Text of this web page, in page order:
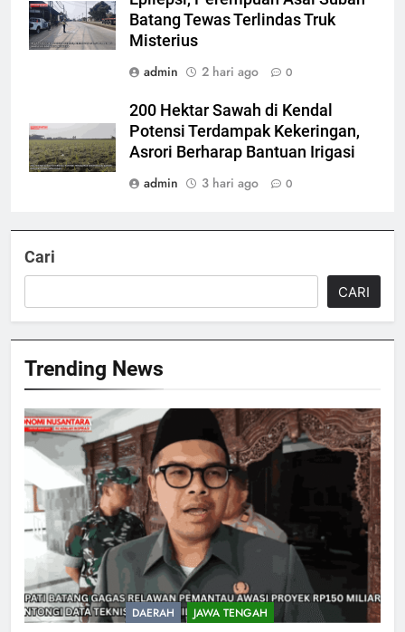
Batang Tewas Terlindas Truk
Misterius
admin
2 hari ago 0
200 Hektar Sawah di Kendal
Potensi Terdampak Kekeringan,
Asrori Berharap Bantuan Irigasi
admin
3 hari ago 0
Cari
CARI
Trending News
DAERAH JAWA TENGAH